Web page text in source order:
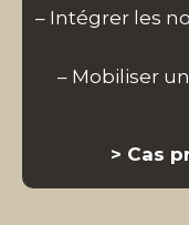
– Intégrer les
– Mobiliser
> Cas